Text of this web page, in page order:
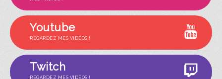
Youtube
REGARDEZ MES VIDÉOS !
Twitch
REGARDEZ MES VIDÉOS !